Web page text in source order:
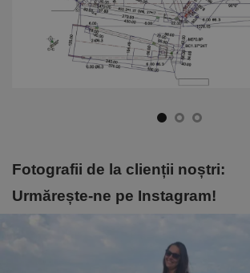
Fotografii de la clienții noștri:
Urmărește-ne pe Instagram!